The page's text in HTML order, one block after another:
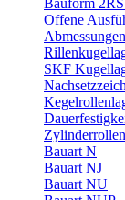
Bauform
Offene
Abmessungen
SKF
Bauart N
Bauart NJ
Bauart NU